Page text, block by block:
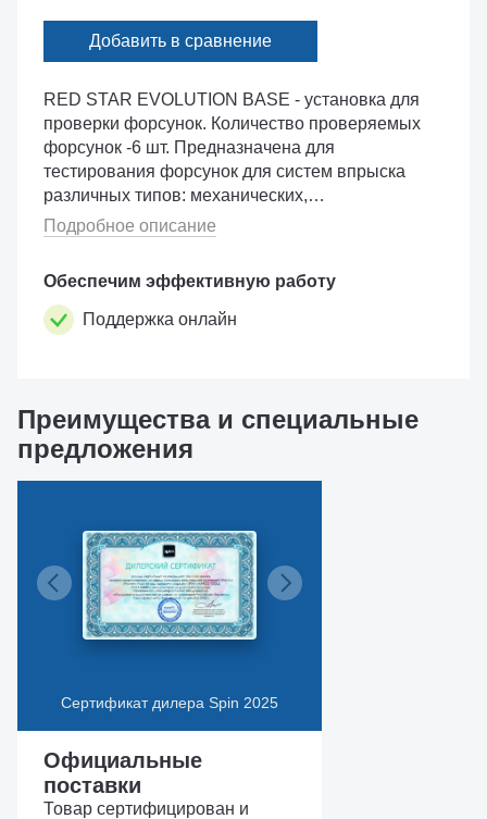
RED STAR EVOLUTION BASE - установка для
проверки форсунок. Количество проверяемых
форсунок -6 шт. Предназначена для
тестирования форсунок для систем впрыска
различных типов: механических,
распределенных, точечных, систем
непосредственного впрыска GDI, FSI и др. В
Подробное описание
Обеспечим эффективную работу
Поддержка онлайн
Добавить в сравнение
Преимущества и специальные
предложения
Сертификат дилера Spin 2025
Официальные
поставки
Товар сертифицирован и